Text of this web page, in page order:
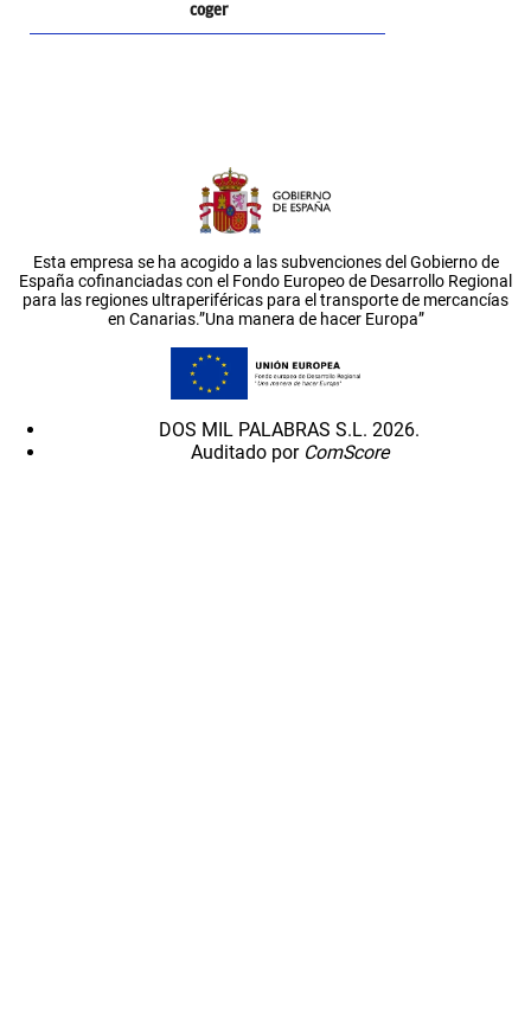
coger
Esta empresa se ha acogido a las subvenciones del Gobierno de
España cofinanciadas con el Fondo Europeo de Desarrollo Regional
para las regiones ultraperiféricas para el transporte de mercancías
en Canarias.”Una manera de hacer Europa”
DOS MIL PALABRAS S.L. 2026.
Auditado por ComScore